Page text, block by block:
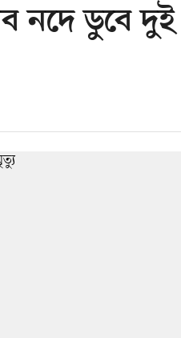
নদে ডুবে